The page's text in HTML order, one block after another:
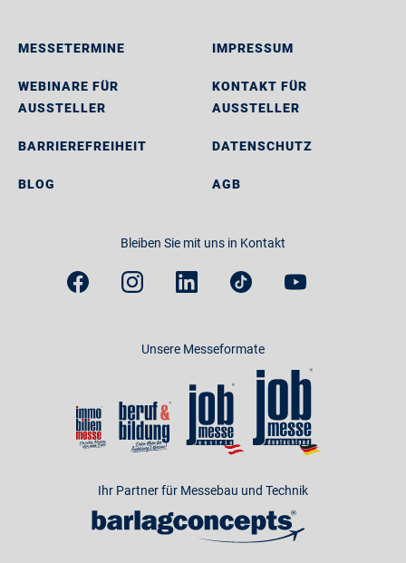
MESSETERMINE
WEBINARE FÜR
AUSSTELLER
BARRIEREFREIHEIT
BLOG
IMPRESSUM
KONTAKT FÜR
AUSSTELLER
DATENSCHUTZ
AGB
Bleiben Sie mit uns in Kontakt
Unsere Messeformate
Ihr Partner für Messebau und Technik